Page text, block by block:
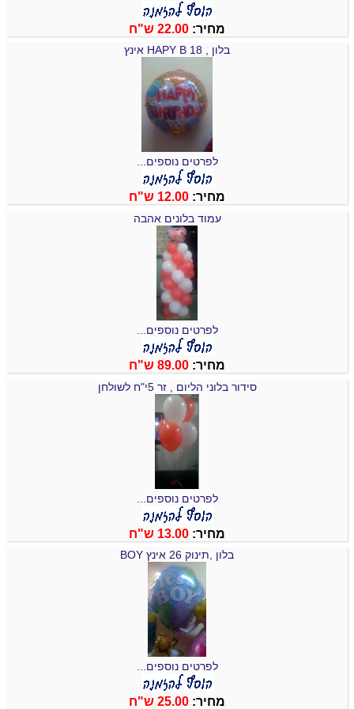
מחיר: 22.00 ש"ח
בלון , HAPY B 18 אינץ
לפרטים נוספים...
מחיר: 12.00 ש"ח
עמוד בלונים אהבה
לפרטים נוספים...
מחיר: 89.00 ש"ח
סידור בלוני הליום , זר 5י"ח לשולחן
לפרטים נוספים...
מחיר: 13.00 ש"ח
בלון ,תינוק 26 אינץ BOY
לפרטים נוספים...
מחיר: 25.00 ש"ח